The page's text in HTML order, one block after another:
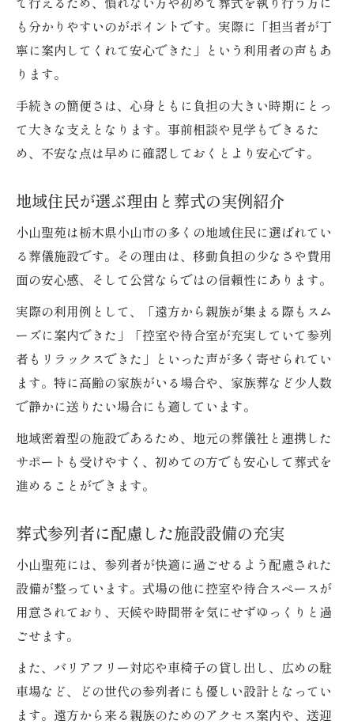
も分かりやすいのがポイントです。実際に「担当者が丁
寧に案内してくれて安心できた」という利用者の声もあ
ります。
手続きの簡便さは、心身ともに負担の大きい時期にとっ
て大きな支えとなります。事前相談や見学もできるた
め、不安な点は早めに確認しておくとより安心です。
地域住民が選ぶ理由と葬式の実例紹介
小山聖苑は栃木県小山市の多くの地域住民に選ばれてい
る葬儀施設です。その理由は、移動負担の少なさや費用
面の安心感、そして公営ならではの信頼性にあります。
実際の利用例として、「遠方から親族が集まる際もスム
ーズに案内できた」「控室や待合室が充実していて参列
者もリラックスできた」といった声が多く寄せられてい
ます。特に高齢の家族がいる場合や、家族葬など少人数
で静かに送りたい場合にも適しています。
地域密着型の施設であるため、地元の葬儀社と連携した
サポートも受けやすく、初めての方でも安心して葬式を
進めることができます。
葬式参列者に配慮した施設設備の充実
小山聖苑には、参列者が快適に過ごせるよう配慮された
設備が整っています。式場の他に控室や待合スペースが
用意されており、天候や時間帯を気にせずゆっくりと過
ごせます。
また、バリアフリー対応や車椅子の貸し出し、広めの駐
車場など、どの世代の参列者にも優しい設計となってい
ます。遠方から来る親族のためのアクセス案内や、送迎